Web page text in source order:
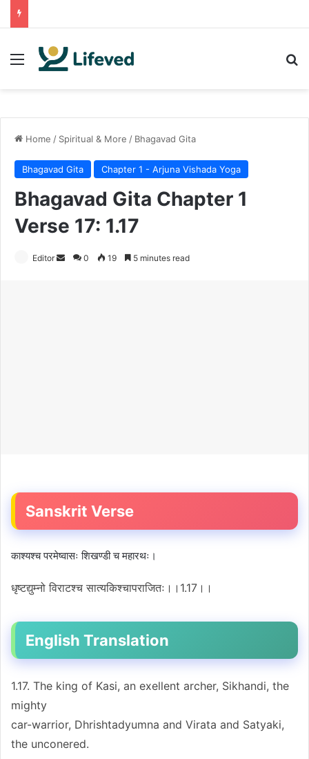
Menu
Home / Spiritual & More / Bhagavad Gita
Bhagavad Gita Chapter 1 - Arjuna Vishada Yoga
Bhagavad Gita Chapter 1
Verse 17: 1.17
Editor 0 19 5 minutes read
Sanskrit Verse
काश्यश्च परमेष्वासः शिखण्डी च महारथः।
धृष्टद्युम्नो विराटश्च सात्यकिश्चापराजितः।।1.17।।
English Translation
1.17. The king of Kasi, an exellent archer, Sikhandi, the
mighty
car-warrior, Dhrishtadyumna and Virata and Satyaki,
the unconered.